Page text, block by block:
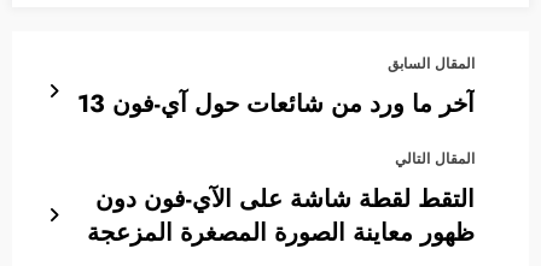
المقال السابق
آخر ما ورد من شائعات حول آي-فون 13
المقال التالي
التقط لقطة شاشة على الآي-فون دون
ظهور معاينة الصورة المصغرة المزعجة